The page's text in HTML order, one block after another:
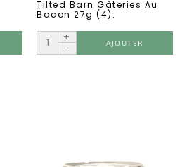
Tilted Barn Gâteries Au
Bacon 27g (4).
+
-
AJOUTER